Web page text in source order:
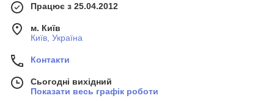
Працює з 25.04.2012
м. Київ
Київ, Україна
Контакти
Сьогодні вихідний
Показати весь графік роботи